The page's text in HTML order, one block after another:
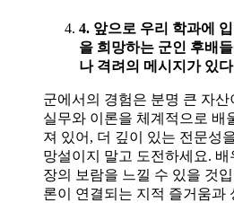
4. 앞으로 우리 학과에
을 희망하는 군인 후배
나 격려의 메시지가 있
군에서의 경험은 분명 큰 자
실무와 이론을 체계적으로 배
져 있어, 더 깊이 있는 전문성
망설이지 말고 도전하세요.
장의 보람을 느낄 수 있을 것
론이 연결되는 지적 즐거움과